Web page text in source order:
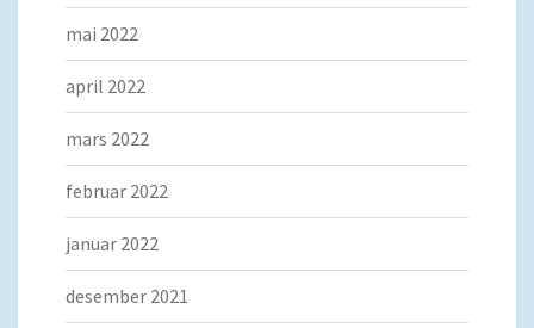
mai 2022
april 2022
mars 2022
februar 2022
januar 2022
desember 2021